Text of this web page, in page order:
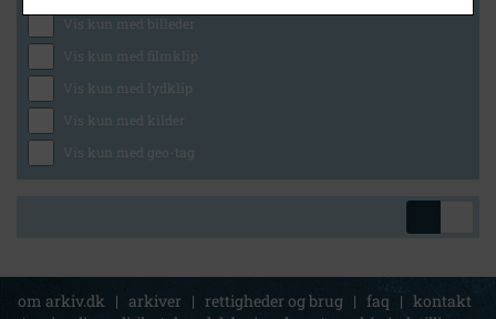
Vis kun med billeder
Vis kun med filmklip
Vis kun med lydklip
Vis kun med kilder
Vis kun med geo-tag
om arkiv.dk | arkiver | rettigheder og brug | faq | kontakt